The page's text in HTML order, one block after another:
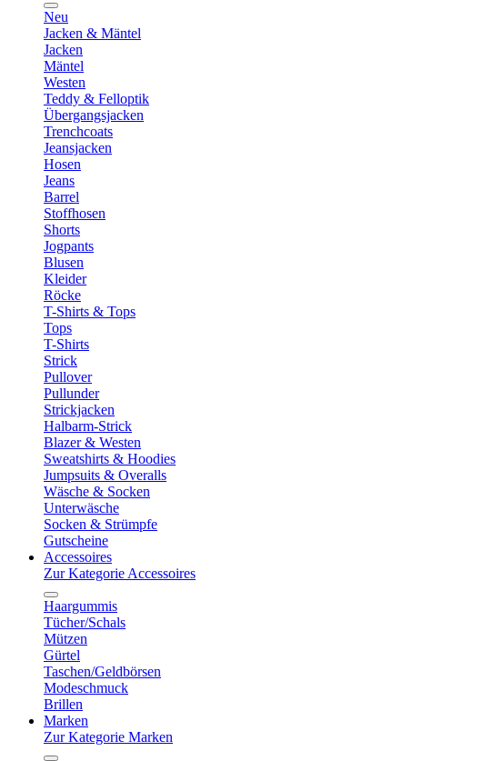
Neu
Jacken & Mäntel
Jacken
Mäntel
Westen
Teddy & Felloptik
Übergangsjacken
Trenchcoats
Jeansjacken
Hosen
Jeans
Barrel
Stoffhosen
Shorts
Jogpants
Blusen
Kleider
Röcke
T-Shirts & Tops
Tops
T-Shirts
Strick
Pullover
Pullunder
Strickjacken
Halbarm-Strick
Blazer & Westen
Sweatshirts & Hoodies
Jumpsuits & Overalls
Wäsche & Socken
Unterwäsche
Socken & Strümpfe
Gutscheine
Accessoires
Zur Kategorie Accessoires
Haargummis
Tücher/Schals
Mützen
Gürtel
Taschen/Geldbörsen
Modeschmuck
Brillen
Marken
Zur Kategorie Marken